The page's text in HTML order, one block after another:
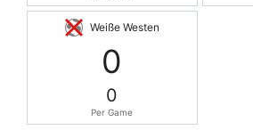
Weiße Westen
0
0
Per Game